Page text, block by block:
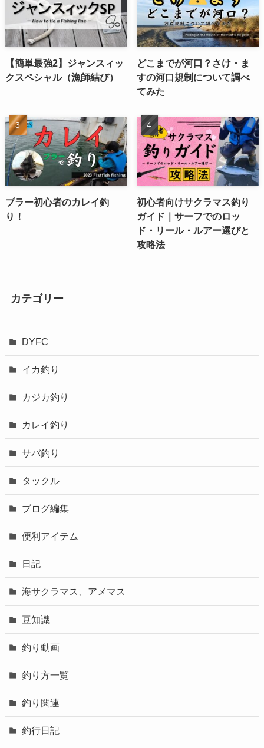
【簡単最強2】ジャンスィッ
クスペシャル（漁師結び）
どこまでが河口？さけ・ま
すの河口規制について調べ
てみた
ブラー初心者のカレイ釣
り！
初心者向けサクラマス釣り
ガイド｜サーフでのロッ
ド・リール・ルアー選びと
攻略法
カテゴリー
DYFC
イカ釣り
カジカ釣り
カレイ釣り
サバ釣り
タックル
ブログ編集
便利アイテム
日記
海サクラマス、アメマス
豆知識
釣り動画
釣り方一覧
釣り関連
釣行日記